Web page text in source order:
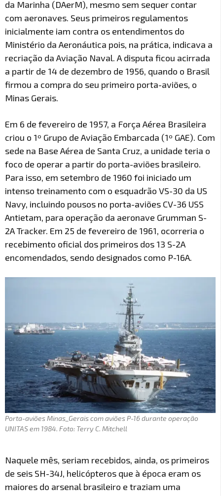
da Marinha (DAerM), mesmo sem sequer contar
com aeronaves. Seus primeiros regulamentos
inicialmente iam contra os entendimentos do
Ministério da Aeronáutica pois, na prática, indicava a
recriação da Aviação Naval. A disputa ficou acirrada
a partir de 14 de dezembro de 1956, quando o Brasil
firmou a compra do seu primeiro porta-aviões, o
Minas Gerais.
Em 6 de fevereiro de 1957, a Força Aérea Brasileira
criou o 1º Grupo de Aviação Embarcada (1º GAE). Com
sede na Base Aérea de Santa Cruz, a unidade teria o
foco de operar a partir do porta-aviões brasileiro.
Para isso, em setembro de 1960 foi iniciado um
intenso treinamento com o esquadrão VS-30 da US
Navy, incluindo pousos no porta-aviões CV-36 USS
Antietam, para operação da aeronave Grumman S-
2A Tracker. Em 25 de fevereiro de 1961, ocorreria o
recebimento oficial dos primeiros dos 13 S-2A
encomendados, sendo designados como P-16A.
Porta-aviões Minas_Gerais com aviões P-16 durante operação
UNITAS em 1984. Foto: Terry C. Mitchell
Naquele mês, seriam recebidos, ainda, os primeiros
de seis SH-34J, helicópteros que à época eram os
maiores do arsenal brasileiro e traziam uma